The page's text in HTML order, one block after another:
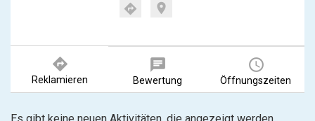
directions location_on
directions
Reklamieren
chat
Bewertung
query_builder
Öffnungszeiten